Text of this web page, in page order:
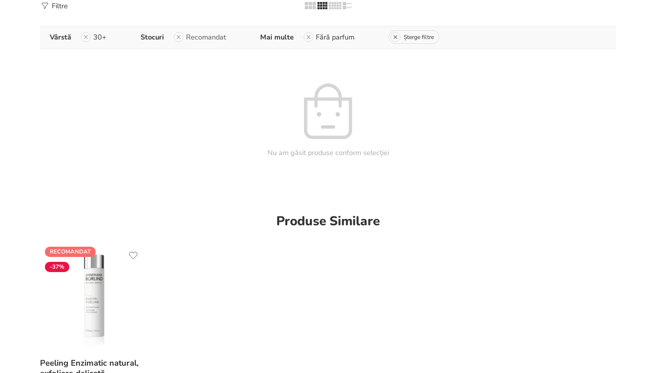
Filtre
Vârstă 30+ Stocuri Recomandat Mai multe Fără parfum Șterge filtre
Nu am găsit produse conform selecției
Produse Similare
RECOMANDAT
-37%
Peeling Enzimatic natural,